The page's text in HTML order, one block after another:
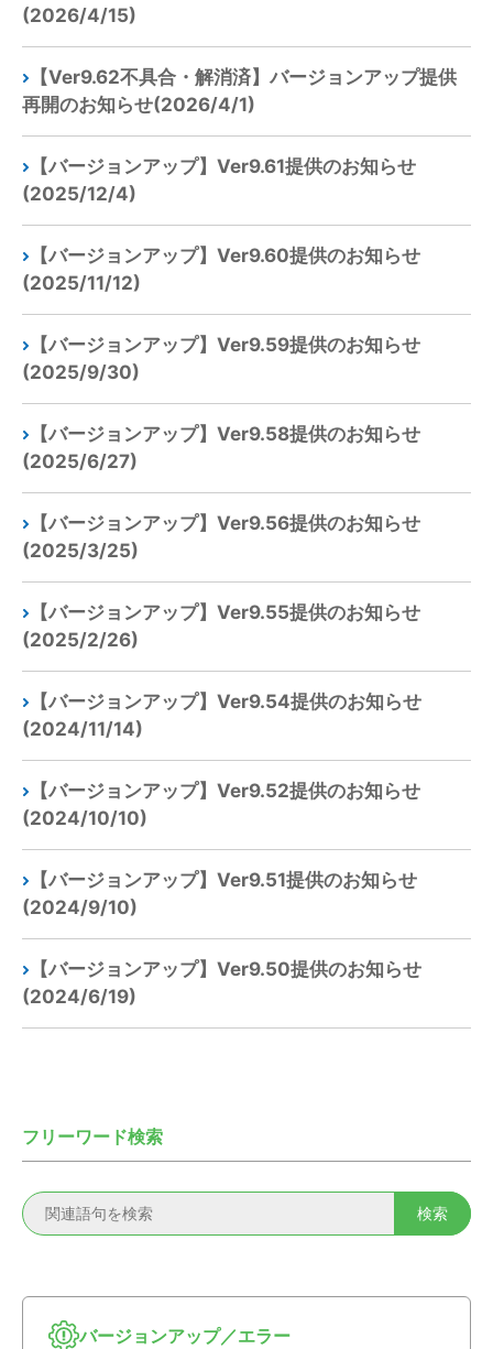
(2026/4/15)
【Ver9.62不具合・解消済】バージョンアップ提供
再開のお知らせ(2026/4/1)
【バージョンアップ】Ver9.61提供のお知らせ
(2025/12/4)
【バージョンアップ】Ver9.60提供のお知らせ
(2025/11/12)
【バージョンアップ】Ver9.59提供のお知らせ
(2025/9/30)
【バージョンアップ】Ver9.58提供のお知らせ
(2025/6/27)
【バージョンアップ】Ver9.56提供のお知らせ
(2025/3/25)
【バージョンアップ】Ver9.55提供のお知らせ
(2025/2/26)
【バージョンアップ】Ver9.54提供のお知らせ
(2024/11/14)
【バージョンアップ】Ver9.52提供のお知らせ
(2024/10/10)
【バージョンアップ】Ver9.51提供のお知らせ
(2024/9/10)
【バージョンアップ】Ver9.50提供のお知らせ
(2024/6/19)
フリーワード検索
バージョンアップ／エラー